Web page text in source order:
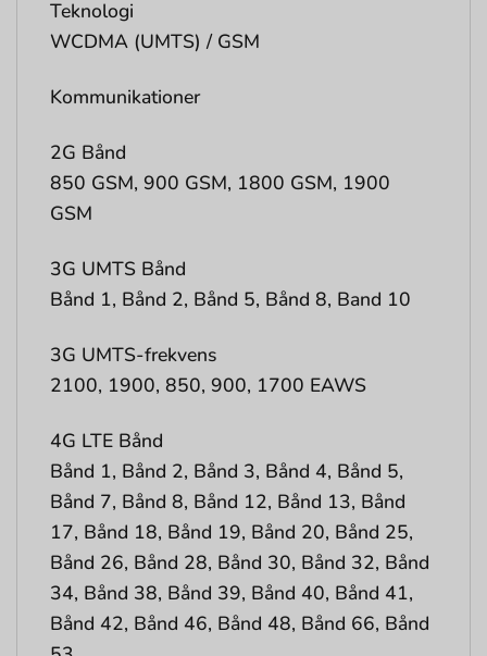
Teknologi
WCDMA (UMTS) / GSM
Kommunikationer
2G Bånd
850 GSM, 900 GSM, 1800 GSM, 1900
GSM
3G UMTS Bånd
Bånd 1, Bånd 2, Bånd 5, Bånd 8, Band 10
3G UMTS-frekvens
2100, 1900, 850, 900, 1700 EAWS
4G LTE Bånd
Bånd 1, Bånd 2, Bånd 3, Bånd 4, Bånd 5,
Bånd 7, Bånd 8, Bånd 12, Bånd 13, Bånd
17, Bånd 18, Bånd 19, Bånd 20, Bånd 25,
Bånd 26, Bånd 28, Bånd 30, Bånd 32, Bånd
34, Bånd 38, Bånd 39, Bånd 40, Bånd 41,
Bånd 42, Bånd 46, Bånd 48, Bånd 66, Bånd